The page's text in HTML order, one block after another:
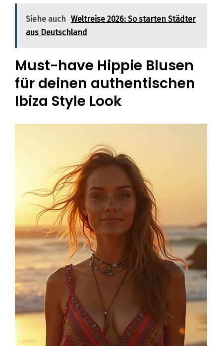
Siehe auch Weltreise 2026: So starten Städter
aus Deutschland
Must-have Hippie Blusen
für deinen authentischen
Ibiza Style Look